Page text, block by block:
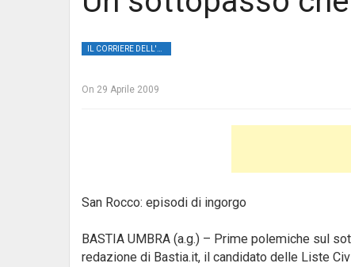
On 29 Aprile 2009
San Rocco: episodi di ingorgo
BASTIA UMBRA (a.g.) – Prime polemiche sul
redazione di Bastia.it, il candidato delle Liste